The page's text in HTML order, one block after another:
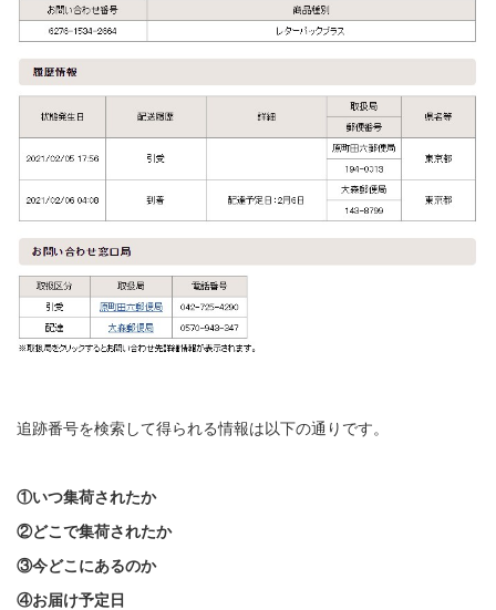
追跡番号を検索して得られる情報は以下の通りです。
①いつ集荷されたか
②どこで集荷されたか
③今どこにあるのか
④お届け予定日